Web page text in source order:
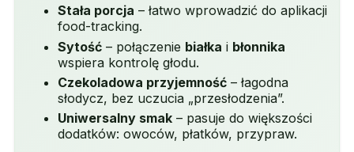
Stała porcja – łatwo wprowadzić do aplikacji
food-tracking.
Sytość – połączenie białka i błonnika
wspiera kontrolę głodu.
Czekoladowa przyjemność – łagodna
słodycz, bez uczucia „przesłodzenia”.
Uniwersalny smak – pasuje do większości
dodatków: owoców, płatków, przypraw.